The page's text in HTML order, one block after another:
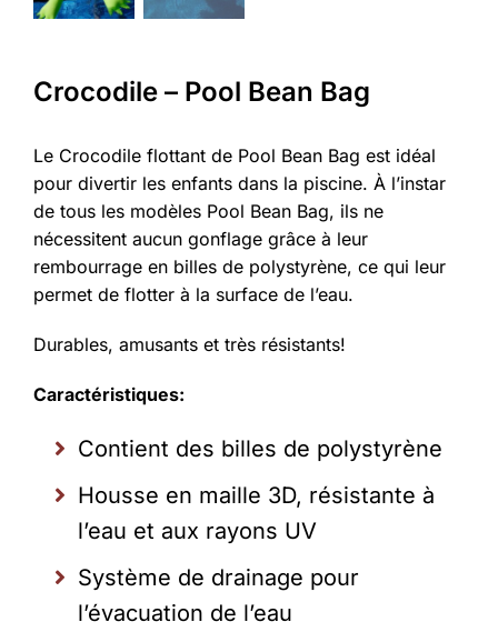
Crocodile – Pool Bean Bag
Le Crocodile flottant de Pool Bean Bag est idéal
pour divertir les enfants dans la piscine. À l’instar
de tous les modèles Pool Bean Bag, ils ne
nécessitent aucun gonflage grâce à leur
rembourrage en billes de polystyrène, ce qui leur
permet de flotter à la surface de l’eau.
Durables, amusants et très résistants!
Caractéristiques:
Contient des billes de polystyrène
Housse en maille 3D, résistante à
l’eau et aux rayons UV
Système de drainage pour
l’évacuation de l’eau